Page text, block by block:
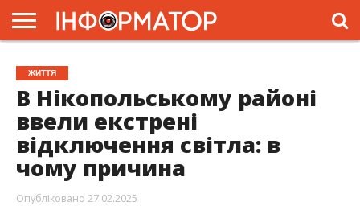
ГОЛОВНА
ЖИТТЯ
ВЛАДА
ГРОШІ
ТРЕШ
ПРЕС-
РЕЛІЗИ
РЕКЛАМА
ПРОЕКТИ
ЖИТТЯ
В Нікопольському районі
ввели екстрені
відключення світла: в
чому причина
Опубліковано 27.02.2025